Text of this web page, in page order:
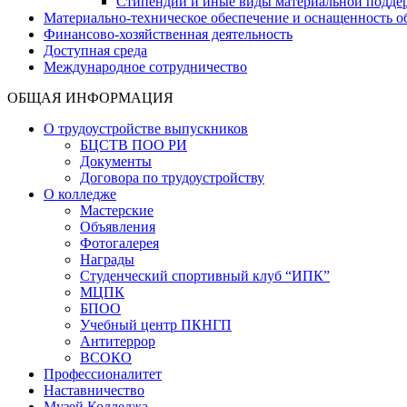
Материально-техническое обеспечение и оснащенность
Финансово-хозяйственная деятельность
Доступная среда
Международное сотрудничество
ОБЩАЯ ИНФОРМАЦИЯ
О трудоустройстве выпускников
БЦСТВ ПОО РИ
Документы
Договора по трудоустройству
О колледже
Мастерские
Объявления
Фотогалерея
Награды
Студенческий спортивный клуб “ИПК”
МЦПК
БПОО
Учебный центр ПКНГП
Антитеррор
ВСОКО
Профессионалитет
Наставничество